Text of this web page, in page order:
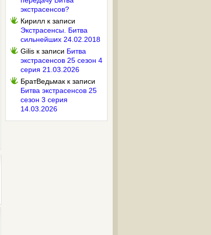
экстрасенсов?
Кирилл к записи
Экстрасенсы. Битва
сильнейших 24.02.2018
Gilis к записи Битва
экстрасенсов 25 сезон 4
серия 21.03.2026
БратВедьмак к записи
Битва экстрасенсов 25
сезон 3 серия
14.03.2026